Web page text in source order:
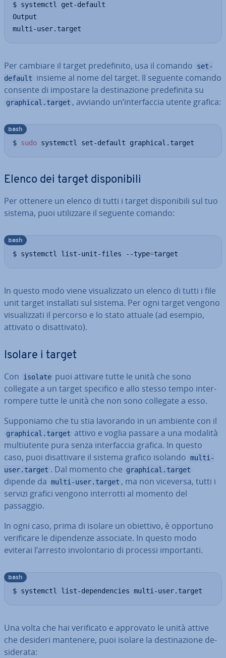
$ systemctl get-default
Output
multi-user.target
Per cambiare il target pre­de­fi­ni­to, usa il comando
set-
default
insieme al nome del target. Il seguente comando
consente di impostare la de­sti­na­zio­ne pre­de­fi­ni­ta su
graphical.target , avviando un’in­ter­fac­cia utente grafica:
$ sudo systemctl set-default graphical.target
bash
Elenco dei target di­spo­ni­bi­li
Per ottenere un elenco di tutti i target di­spo­ni­bi­li sul tuo
sistema, puoi uti­liz­za­re il seguente comando:
$ systemctl list-unit-files --type=target
bash
In questo modo viene vi­sua­liz­za­to un elenco di tutti i file
unit target in­stal­la­ti sul sistema. Per ogni target vengono
vi­sua­liz­za­ti il percorso e lo stato attuale (ad esempio,
attivato o di­sat­ti­va­to).
Isolare i target
Con isolate puoi attivare tutte le unità che sono
collegate a un target specifico e allo stesso tempo in­ter­
rom­pe­re tutte le unità che non sono collegate a esso.
Sup­po­nia­mo che tu stia lavorando in un ambiente con il
graphical.target attivo e voglia passare a una modalità
mul­tiu­ten­te pura senza in­ter­fac­cia grafica. In questo
caso, puoi di­sat­ti­va­re il sistema grafico isolando multi-
user.target . Dal momento che graphical.target
dipende da multi-user.target , ma non viceversa, tutti i
servizi grafici vengono in­ter­rot­ti al momento del
passaggio.
In ogni caso, prima di isolare un obiettivo, è opportuno
ve­ri­fi­ca­re le di­pen­den­ze associate. In questo modo
eviterai l’arresto in­vo­lon­ta­rio di processi im­por­tan­ti.
$ systemctl list-dependencies multi-user.target
bash
Una volta che hai ve­ri­fi­ca­to e approvato le unità attive
che desideri mantenere, puoi isolare la de­sti­na­zio­ne de­
si­de­ra­ta: